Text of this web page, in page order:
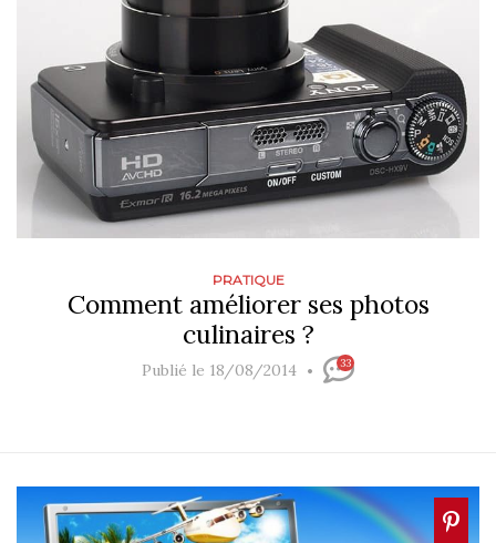
PRATIQUE
Comment améliorer ses photos
culinaires ?
Publié le 18/08/2014 33